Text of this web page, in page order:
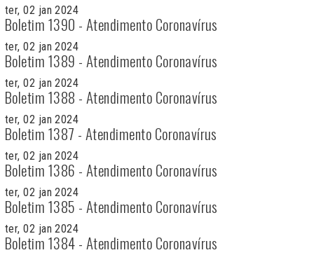
ter, 02 jan 2024
Boletim 1390 - Atendimento Coronavírus
ter, 02 jan 2024
Boletim 1389 - Atendimento Coronavírus
ter, 02 jan 2024
Boletim 1388 - Atendimento Coronavírus
ter, 02 jan 2024
Boletim 1387 - Atendimento Coronavírus
ter, 02 jan 2024
Boletim 1386 - Atendimento Coronavírus
ter, 02 jan 2024
Boletim 1385 - Atendimento Coronavírus
ter, 02 jan 2024
Boletim 1384 - Atendimento Coronavírus